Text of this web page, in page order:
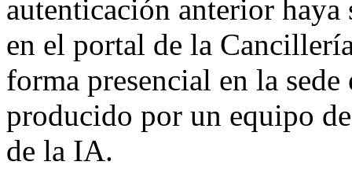
autenticación anterior
en el portal de la
forma presencial en la
producido por un equipo
de la IA.